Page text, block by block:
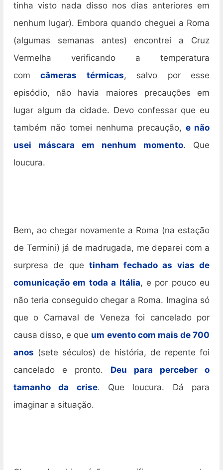
tinha visto nada disso nos dias anteriores em
nenhum lugar). Embora quando cheguei a Roma
(algumas semanas antes) encontrei a Cruz
Vermelha verificando a temperatura
comcâmeras térmicas, salvo por esse
episódio, não havia maiores precauções em
lugar algum da cidade. Devo confessar que eu
também não tomei nenhuma precaução, e não
usei máscara em nenhum momento. Que
loucura.
Bem, ao chegar novamente a Roma (na estação
de Termini) já de madrugada, me deparei com a
surpresa de que tinham fechado as vias de
comunicação em toda a Itália, e por pouco eu
não teria conseguido chegar a Roma. Imagina só
que o Carnaval de Veneza foi cancelado por
causa disso, e que um evento com mais de 700
anos (sete séculos) de história, de repente foi
cancelado e pronto. Deu para perceber o
tamanho da crise. Que loucura. Dá para
imaginar a situação.